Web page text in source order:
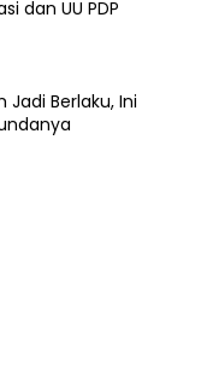
dan UU PDP
Jadi Berlaku, Ini